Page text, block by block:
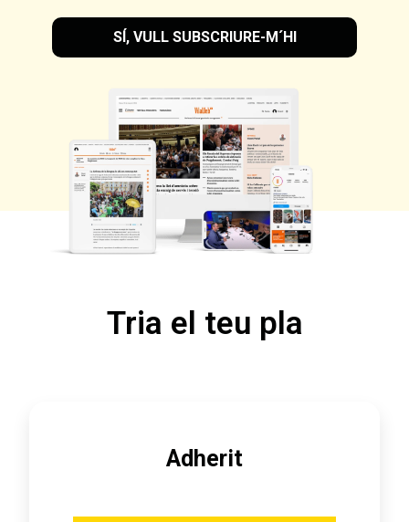
SÍ, VULL SUBSCRIURE-M´HI
Tria el teu pla
Adherit